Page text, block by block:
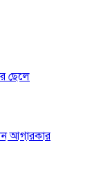
ছেলে
আগারকার